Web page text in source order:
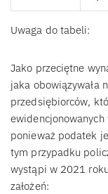
Uwaga do tabeli:
Jako przeciętne
jaka obowiązywała
przedsiębiorców,
ponieważ podatek
tym przypadku
wystąpi w 2021
założeń: